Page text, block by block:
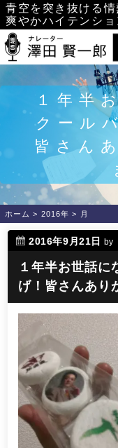
Skip
to
content
青空を突き抜ける情
爽やかハイテンシ
１年半
クール
皆さん
ホーム > 2016年 > 月
2016年9月21日 by
１年半お世話に
げ！皆さんあり